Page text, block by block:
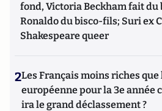
fond, Victoria Beckham fait
Ronaldo du bisco-fils; Suri ex
Shakespeare queer
2Les Français moins riches
européenne pour la 3e année
ira le grand déclassement ?